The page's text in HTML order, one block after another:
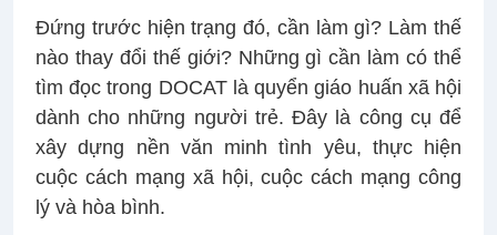
Đứng trước hiện trạng đó, cần làm gì? Làm thế
nào thay đổi thế giới? Những gì cần làm có thể
tìm đọc trong DOCAT là quyển giáo huấn xã hội
dành cho những người trẻ. Đây là công cụ để
xây dựng nền văn minh tình yêu, thực hiện
cuộc cách mạng xã hội, cuộc cách mạng công
lý và hòa bình.